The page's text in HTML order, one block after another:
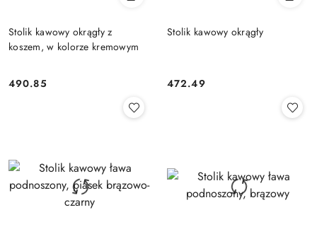
Stolik kawowy okrągły z
koszem, w kolorze kremowym
Cena:
490.85
Stolik kawowy okrągły
Cena:
472.49